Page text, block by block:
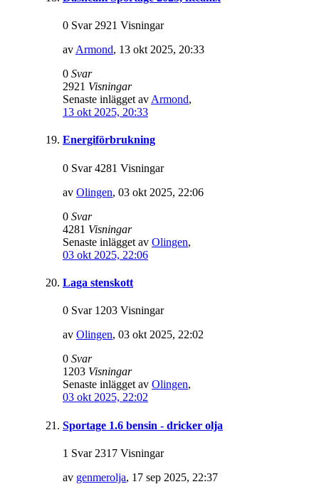
0 Svar 2921 Visningar
av Armond, 13 okt 2025, 20:33
0 Svar
2921 Visningar
Senaste inlägget av Armond,
13 okt 2025, 20:33
Energiförbrukning
0 Svar 4281 Visningar
av Olingen, 03 okt 2025, 22:06
0 Svar
4281 Visningar
Senaste inlägget av Olingen,
03 okt 2025, 22:06
Laga stenskott
0 Svar 1203 Visningar
av Olingen, 03 okt 2025, 22:02
0 Svar
1203 Visningar
Senaste inlägget av Olingen,
03 okt 2025, 22:02
Sportage 1.6 bensin - dricker olja
1 Svar 2317 Visningar
av genmerolja, 17 sep 2025, 22:37